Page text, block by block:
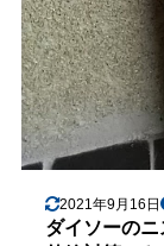
2021年9月16日
ダイソーの